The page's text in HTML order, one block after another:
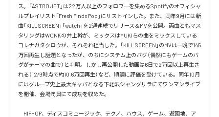
ス。「ASTRO JET」は22万人以上のフォロワーを集めるSpotifyのオフィシャ
ルプレイリスト「Fresh Finds Pop」にリストインした。また、同年9月には新
曲「KILL SCREEN」「watch」を2週連続でリリース＆MVを公開。両曲ともマス
タリングはWONKの井上幹が、ミックスはYUKIらの曲をミックスしている
コレナガタクロウが、それぞれ担当した。「KILL SCREEN」のMVは一晩で145
万回再生し話題となったが、のちにシステム上のバグ（偶然にもゲームのバ
グがテーマの曲で）と判明。しかし再公開した動画は6日で2万回以上再生さ
れる（12/9時点で約10.6万回再生）など、順調に評価を受けている。同年10月
にはグループ史上最大キャパとなる下北沢シャングリラにてワンマンライブ
を開催、会場満員にて成功を収めた。
HIPHOP、ディスコミュージック、テクノ、ハウス、ゲーム、遊園地、ア